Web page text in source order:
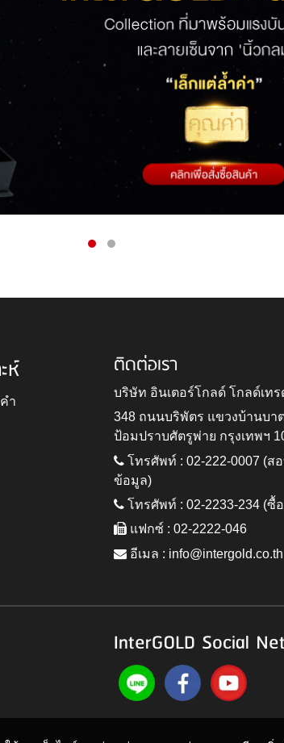
ห์
ำ
ติดต่อเรา
บริษัท อินเตอร์โกลด์ โกลด์เทร
348 ถนนบริพัตร แขวงบ้านบา
ป้อมปราบศัตรูพ่าย กรุงเทพฯ
โทรศัพท์ : 02-222-0007 (ส
ข้อมูล)
โทรศัพท์ : 02-2233-234 (ซื้
แฟกซ์ : 02-2222-046
อีเมล : info@intergold.co.th
InterGOLD Social